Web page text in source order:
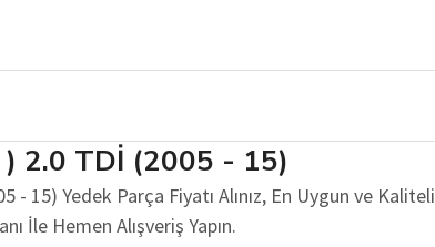
) 2.0 TDİ (2005 - 15)
- 15) Yedek Parça Fiyatı Alınız, En Uygun ve Kaliteli
İle Hemen Alışveriş Yapın.